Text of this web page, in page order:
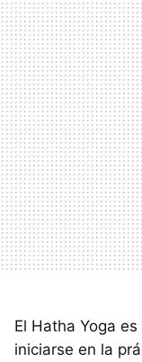
El Hatha Yoga
iniciarse en la